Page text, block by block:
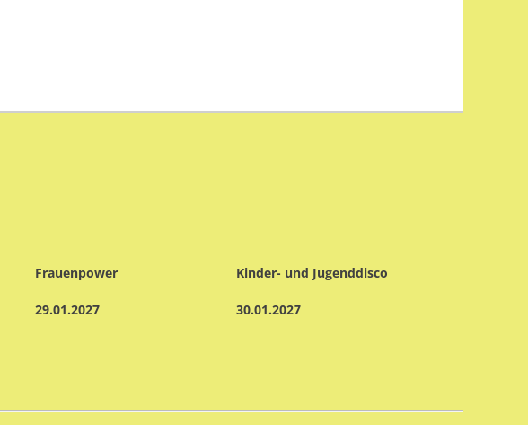
Frauenpower
29.01.2027
Kinder- und Jugenddisco
30.01.2027